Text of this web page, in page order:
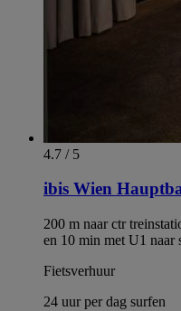
4.7 / 5
ibis Wien
200 m naar ctr
en 10 min met U1 naar
Fietsverhuur
24 uur per dag surfen